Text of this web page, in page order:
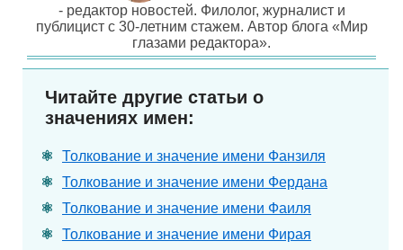
- редактор новостей. Филолог, журналист и
публицист с 30-летним стажем. Автор блога «Мир
глазами редактора».
Читайте другие статьи о
значениях имен:
Толкование и значение имени Фанзиля
Толкование и значение имени Фердана
Толкование и значение имени Фаиля
Толкование и значение имени Фирая